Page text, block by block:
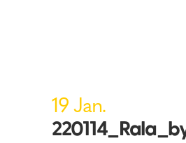
19 Jan.